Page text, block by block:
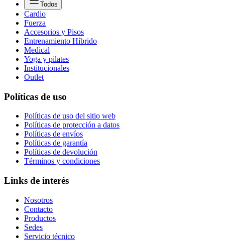
Todos
Cardio
Fuerza
Accesorios y Pisos
Entrenamiento Híbrido
Medical
Yoga y pilates
Institucionales
Outlet
Políticas de uso
Políticas de uso del sitio web
Políticas de protección a datos
Políticas de envíos
Políticas de garantía
Políticas de devolución
Términos y condiciones
Links de interés
Nosotros
Contacto
Productos
Sedes
Servicio técnico